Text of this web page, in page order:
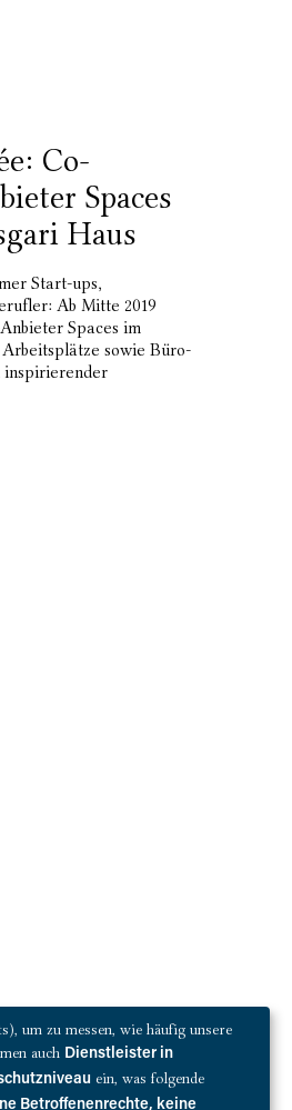
Co-
Spaces
Haus
Start-ups,
Ab Mitte 2019
Spaces im
sowie Büro-
inspirierender
um zu messen, wie häufig unsere
auch Dienstleister in
ein, was folgende
Betroffenenrechte, keine